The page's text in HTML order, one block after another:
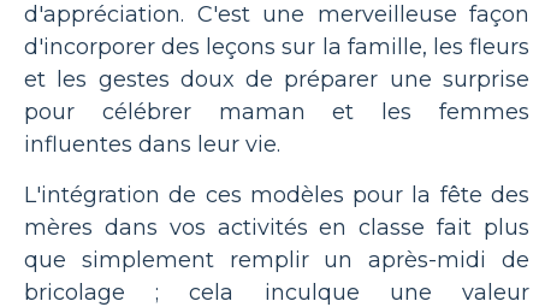
d'appréciation. C'est une merveilleuse façon
d'incorporer des leçons sur la famille, les fleurs
et les gestes doux de préparer une surprise
pour célébrer maman et les femmes
influentes dans leur vie.
L'intégration de ces modèles pour la fête des
mères dans vos activités en classe fait plus
que simplement remplir un après-midi de
bricolage ; cela inculque une valeur